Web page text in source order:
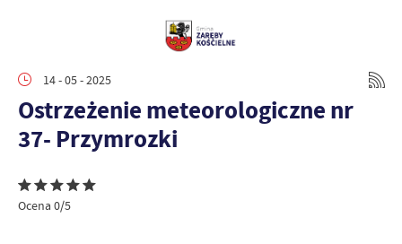
14 - 05 - 2025
Ostrzeżenie meteorologiczne nr
37- Przymrozki
Ocena 0/5